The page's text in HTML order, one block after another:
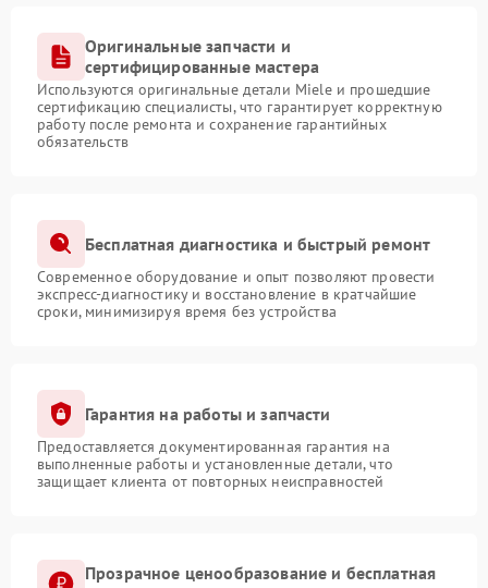
Оригинальные запчасти и
сертифицированные мастера
Используются оригинальные детали Miele и прошедшие
сертификацию специалисты, что гарантирует корректную
работу после ремонта и сохранение гарантийных
обязательств
Бесплатная диагностика и быстрый ремонт
Современное оборудование и опыт позволяют провести
экспресс-диагностику и восстановление в кратчайшие
сроки, минимизируя время без устройства
Гарантия на работы и запчасти
Предоставляется документированная гарантия на
выполненные работы и установленные детали, что
защищает клиента от повторных неисправностей
Прозрачное ценообразование и бесплатная